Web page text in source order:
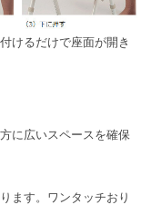
けるだけで座面が開き
に広いスペースを確保
ます。ワンタッチおり